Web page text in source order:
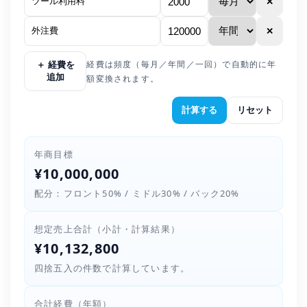
✕
＋ 経費を
追加
経費は頻度（毎月／年間／一回）で自動的に年
額変換されます。
計算する リセット
年商目標
¥10,000,000
配分：フロント50% / ミドル30% / バック20%
想定売上合計（小計・計算結果）
¥10,132,800
四捨五入の件数で計算しています。
合計経費（年額）